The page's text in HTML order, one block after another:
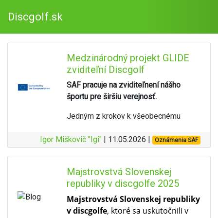
Discgolf.sk
Medzinárodný projekt GLIDE
zviditeľní Discgolf
SAF pracuje na zviditeľnení nášho
športu pre širšiu verejnosť.
Jedným z krokov k všeobecnému
medzinárodného inkluzívneho
discgolfového projektuGLIDE, ktorý je
rámci programuEU Erasmus+. Do
projektu je zapojených celkom8 krajín
Európy.
Igor Miškovič "Igi" | 11.05.2026 | Oznámenia SAF
Majstrovstvá Slovenskej
republiky v discgolfe 2025
Majstrovstvá Slovenskej republiky
v discgolfe, ktoré sa uskutočnili v